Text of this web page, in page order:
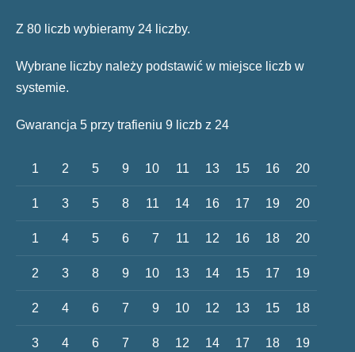
Z 80 liczb wybieramy 24 liczby.
Wybrane liczby należy podstawić w miejsce liczb w
systemie.
Gwarancja 5 przy trafieniu 9 liczb z 24
1 2 5 9 10 11 13 15 16 20
1 3 5 8 11 14 16 17 19 20
1 4 5 6 7 11 12 16 18 20
2 3 8 9 10 13 14 15 17 19
2 4 6 7 9 10 12 13 15 18
3 4 6 7 8 12 14 17 18 19